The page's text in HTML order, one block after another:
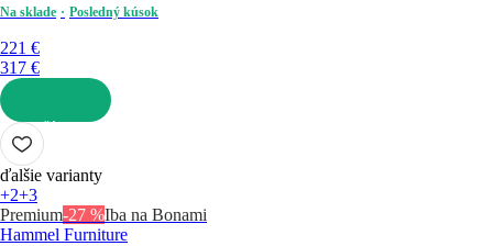
Na sklade Posledný kúsok
221 €
317 €
DO KOŠÍKA
ďalšie varianty
+2+3
Premium-27 %Iba na Bonami
Hammel Furniture